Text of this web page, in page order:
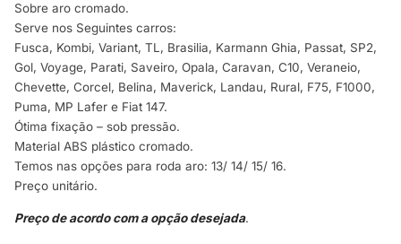
Sobre aro cromado.
Serve nos Seguintes carros:
Fusca, Kombi, Variant, TL, Brasilia, Karmann Ghia, Passat, SP2,
Gol, Voyage, Parati, Saveiro, Opala, Caravan, C10, Veraneio,
Chevette, Corcel, Belina, Maverick, Landau, Rural, F75, F1000,
Puma, MP Lafer e Fiat 147.
Ótima fixação – sob pressão.
Material ABS plástico cromado.
Temos nas opções para roda aro: 13/ 14/ 15/ 16.
Preço unitário.
Preço de acordo com a opção desejada.